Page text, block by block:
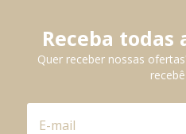
Receba todas
Quer receber nossas